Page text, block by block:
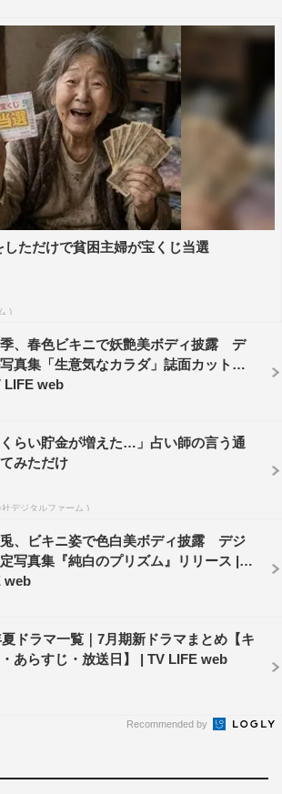
しただけで貧困主婦が宝くじ当選
)
、春色ビキニで妖艶美ボディ披露 デ
真集「生意気なカラダ」誌面カット公
LIFE web
くらい貯金が増えた…」占い師の言う通
みただけ
社デジタルファーム )
、ビキニ姿で色白美ボディ披露 デジ
写真集『純白のプリズム』リリース | T
web
ドラマ一覧｜7月期新ドラマまとめ【キ
あらすじ・放送日】 | TV LIFE web
Recommended by